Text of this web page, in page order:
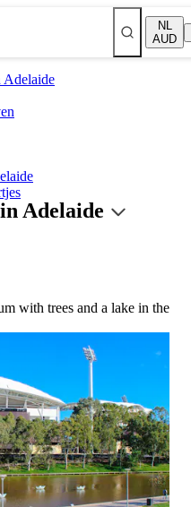
NL
AUD
Adelaide
Adelaide
with trees and a lake in the